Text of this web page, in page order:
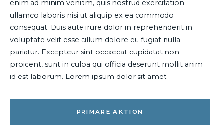
enim ad minim veniam, quis nostrud exercitation
ullamco laboris nisi ut aliquip ex ea commodo
consequat. Duis aute irure dolor in reprehenderit in
voluptate velit esse cillum dolore eu fugiat nulla
pariatur. Excepteur sint occaecat cupidatat non
proident, sunt in culpa qui officia deserunt mollit anim
id est laborum. Lorem ipsum dolor sit amet.
PRIMÄRE AKTION